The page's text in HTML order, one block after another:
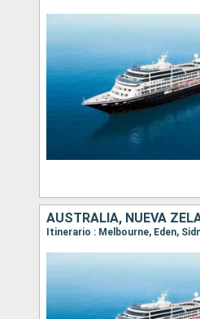
AUSTRALIA, NUEVA